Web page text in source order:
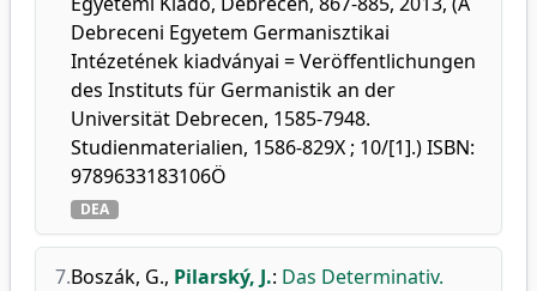
Debreceni Egyetem Germanisztikai
Intézetének kiadványai = Veröffentlichungen
des Instituts für Germanistik an der
Universität Debrecen, 1585-7948.
Studienmaterialien, 1586-829X ; 10/[1].) ISBN:
9789633183106Ö
DEA
7.Boszák, G., Pilarský, J.: Das Determinativ.